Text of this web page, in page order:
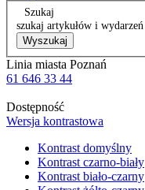
Szukaj
szukaj artykułów i wydarzeń
Wyszukaj
Linia miasta Poznań
61 646 33 44
Dostępność
Wersja kontrastowa
Kontrast domyślny
Kontrast czarno-biały
Kontrast biało-czarny